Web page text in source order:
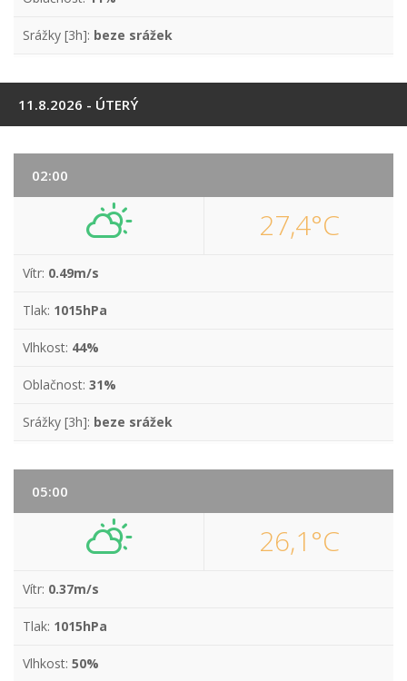
Srážky [3h]: beze srážek
11.8.2026 - ÚTERÝ
02:00
27,4°C
Vítr: 0.49m/s
Tlak: 1015hPa
Vlhkost: 44%
Oblačnost: 31%
Srážky [3h]: beze srážek
05:00
26,1°C
Vítr: 0.37m/s
Tlak: 1015hPa
Vlhkost: 50%